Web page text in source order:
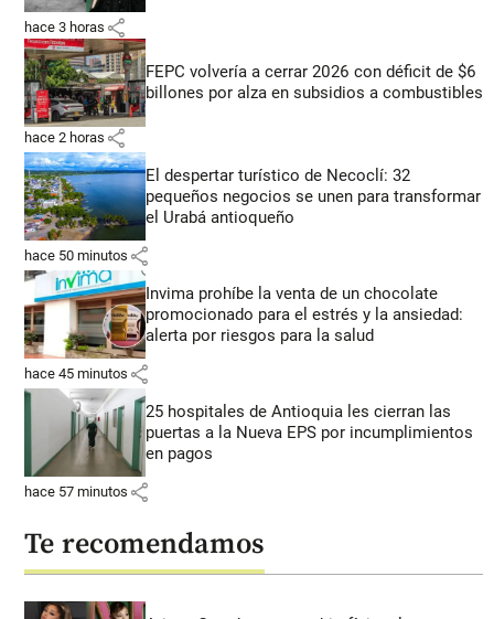
hace 3 horas share
FEPC volvería a cerrar 2026 con déficit de $6
billones por alza en subsidios a combustibles
hace 2 horas share
El despertar turístico de Necoclí: 32
pequeños negocios se unen para transformar
el Urabá antioqueño
hace 50 minutos share
Invima prohíbe la venta de un chocolate
promocionado para el estrés y la ansiedad:
alerta por riesgos para la salud
hace 45 minutos share
25 hospitales de Antioquia les cierran las
puertas a la Nueva EPS por incumplimientos
en pagos
hace 57 minutos share
Te recomendamos